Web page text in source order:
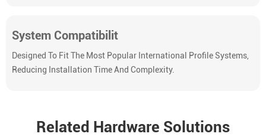
System Compatibilit
Designed To Fit The Most Popular International Profile Systems,
Reducing Installation Time And Complexity.
Related Hardware Solutions